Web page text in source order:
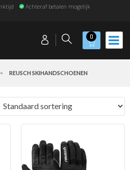
Achteraf betalen mogelijk
0
REUSCH SKIHANDSCHOENEN